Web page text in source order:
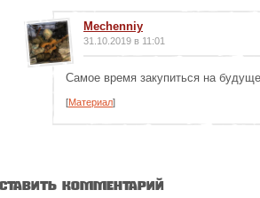
Mechenniy
31.10.2019 в 11:01
Самое время закупиться на
[Материал]
комментарий